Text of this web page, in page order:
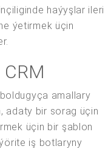
haýyşlar ileri
ýetirmek üçin
amallary
adaty bir sorag üçin
üçin bir şablon
iş botlaryny